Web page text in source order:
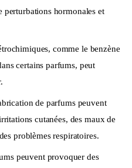
perturbations hormonales et
comme le benzène
certains parfums, peut
de parfums peuvent
cutanées, des maux de
problèmes respiratoires.
peuvent provoquer des